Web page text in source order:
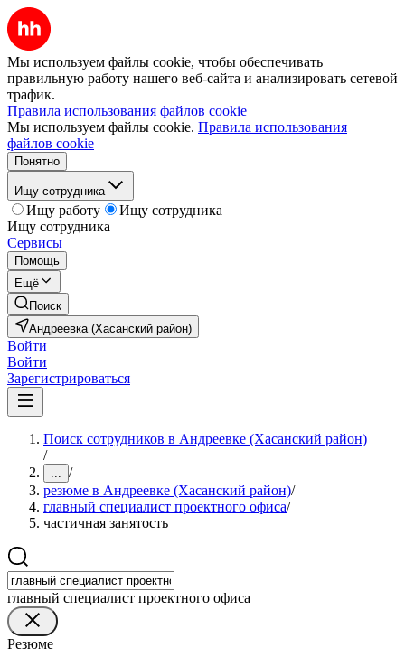
Мы используем файлы cookie, чтобы обеспечивать
правильную работу нашего веб-сайта и анализировать сетевой
трафик.
Правила использования файлов cookie
Мы используем файлы cookie. Правила использования
файлов cookie
Понятно
Ищу сотрудника
Ищу работу
Ищу сотрудника
Ищу сотрудника
Сервисы
Помощь
Ещё
Поиск
Андреевка (Хасанский район)
Войти
Войти
Зарегистрироваться
Поиск сотрудников в Андреевке (Хасанский район)
/
... /
резюме в Андреевке (Хасанский район)/
главный специалист проектного офиса/
частичная занятость
главный специалист проектного офиса
Резюме